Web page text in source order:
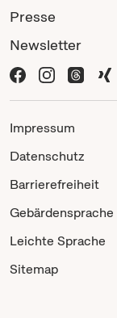
Presse
Newsletter
Impressum
Datenschutz
Barrierefreiheit
Gebärdensprache
Leichte Sprache
Sitemap